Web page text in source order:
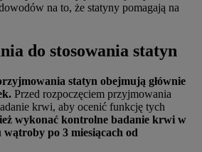
na to, że statyny pomagają na
do stosowania statyn
statyn obejmują głównie
Przed rozpoczęciem przyjmowania
krwi, aby ocenić funkcję tych
wykonać kontrolne badanie krwi w
po 3 miesiącach od